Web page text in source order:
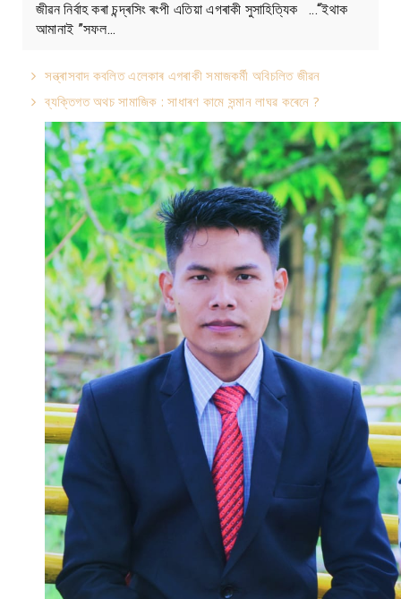
জীৱন নিৰ্বাহ কৰা চন্দ্ৰসিং ৰংপী এতিয়া এগৰাকী সুসাহিত্যিক ...“ইথাক
আমানাই ”সফল...
সন্ত্ৰাসবাদ কবলিত এলেকাৰ এগৰাকী সমাজকৰ্মী অবিচলিত জীৱন
ব্যক্তিগত অথচ সামাজিক : সাধাৰণ কামে সন্মান লাঘৱ কৰেনে ?